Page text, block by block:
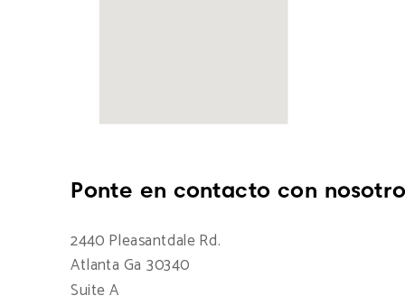
Ponte en contacto con
2440 Pleasantdale Rd.
Atlanta Ga 30340
Suite A